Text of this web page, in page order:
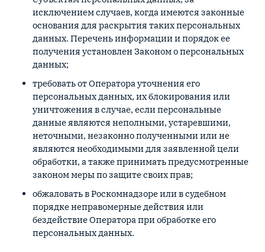
исключением случаев, когда имеются законные
основания для раскрытия таких персональных
данных. Перечень информации и порядок ее
получения установлен Законом о персональных
данных;
требовать от Оператора уточнения его
персональных данных, их блокирования или
уничтожения в случае, если персональные
данные являются неполными, устаревшими,
неточными, незаконно полученными или не
являются необходимыми для заявленной цели
обработки, а также принимать предусмотренные
законом меры по защите своих прав;
обжаловать в Роскомнадзоре или в судебном
порядке неправомерные действия или
бездействие Оператора при обработке его
персональных данных.